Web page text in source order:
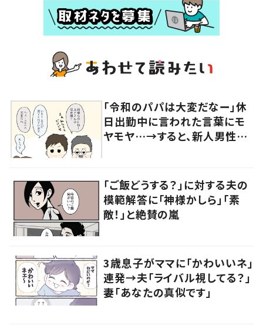
「令和のパパは大変だなー」休
日出勤中に言われた言葉にモ
ヤモヤ…→すると、新人男性社
「ご飯どうする？」に対する夫の
模範解答に「神様かしら」「素
敵！」と絶賛の嵐
3歳息子がママに「かわいいネ」
連発→夫「ライバル視してる？」
妻「あなたの真似です」